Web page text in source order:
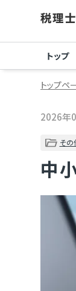
トップ
トップペ
2026年
その
中